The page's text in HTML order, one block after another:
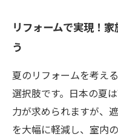
リフォームで実現！
う
夏のリフォームを考え
選択肢です。日本の夏
力が求められますが、
を大幅に軽減し、室内